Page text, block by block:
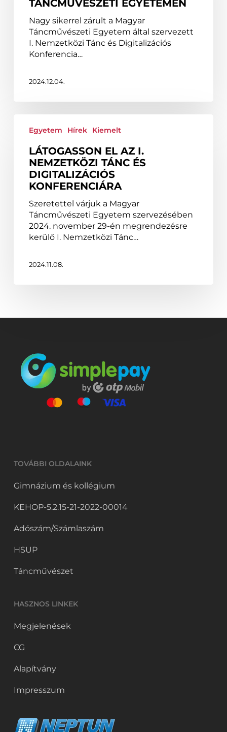
Magyar
Táncművészeti
Egyetemen
TÁNCMŰVÉSZETI EGYETEMEN
Nagy sikerrel zárult a Magyar
Táncművészeti Egyetem által szervezett
I. Nemzetközi Tánc és Digitalizációs
Konferencia…
2024.12.04.
Nemzetközi
Tánc
Konferenciára
Egyetem Hírek Kiemelt
LÁTOGASSON EL AZ I.
NEMZETKÖZI TÁNC ÉS
DIGITALIZÁCIÓS
KONFERENCIÁRA
Szeretettel várjuk a Magyar
Táncművészeti Egyetem szervezésében
2024. november 29-én megrendezésre
kerülő I. Nemzetközi Tánc…
2024.11.08.
TOVÁBBI OLDALAINK
Gimnázium és kollégium
KEHOP-5.2.15-21-2022-00014
Adószám/Számlaszám
HSUP
Táncművészet
HASZNOS LINKEK
Megjelenések
CG
Alapítvány
Impresszum